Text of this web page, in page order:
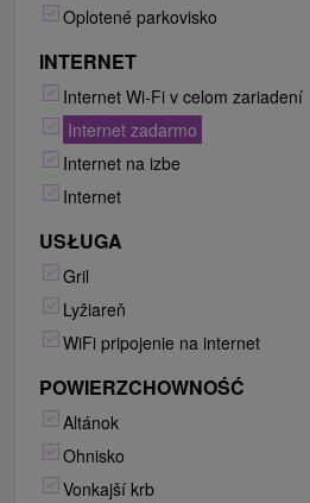
Oplotené parkovisko
INTERNET
Internet Wi-Fi v celom zariadení
Internet zadarmo
Internet na izbe
Internet
USŁUGA
Gril
Lyžiareň
WiFi pripojenie na internet
POWIERZCHOWNOŚĆ
Altánok
Ohnisko
Vonkajší krb